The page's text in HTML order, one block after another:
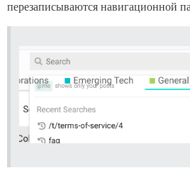
перезаписываются навигационной